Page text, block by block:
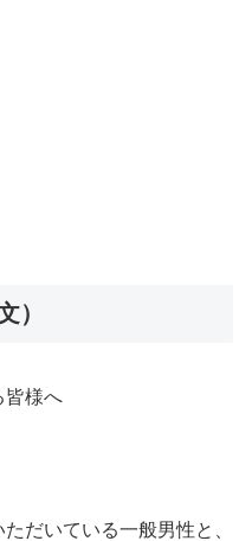
）
皆様へ
だいている一般男性と、